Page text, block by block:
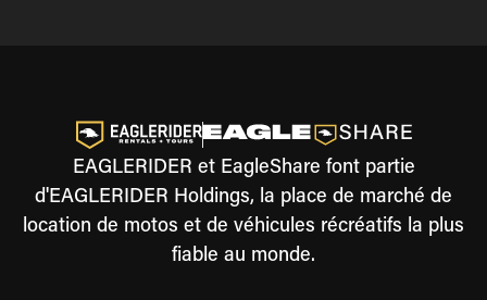
EAGLERIDER et EagleShare font partie
d'EAGLERIDER Holdings, la place de marché de
location de motos et de véhicules récréatifs la plus
fiable au monde.